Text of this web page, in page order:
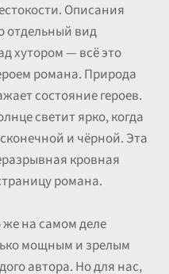
Описания
отдельный вид
хутором — всё это
романа. Природа
состояние героев.
светит ярко, когда
и чёрной. Эта
кровная
романа.
на самом деле
мощным и зрелым
автора. Но для нас,